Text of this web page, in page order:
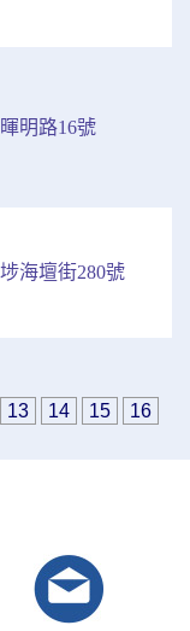
明路16號
海壇街280號
13 14 15
16